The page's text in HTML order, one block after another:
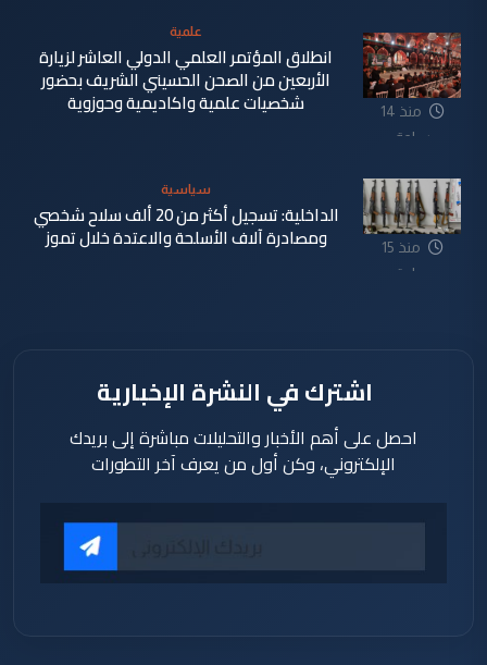
منذ 14
ساعة
علمية
انطلاق المؤتمر العلمي الدولي العاشر لزيارة
الأربعين من الصحن الحسيني الشريف بحضور
شخصيات علمية واكاديمية وحوزوية
منذ 15
ساعة
سياسية
الداخلية: تسجيل أكثر من 20 ألف سلاح شخصي
ومصادرة آلاف الأسلحة والاعتدة خلال تموز
اشترك في النشرة الإخبارية
احصل على أهم الأخبار والتحليلات مباشرة إلى بريدك
الإلكتروني، وكن أول من يعرف آخر التطورات